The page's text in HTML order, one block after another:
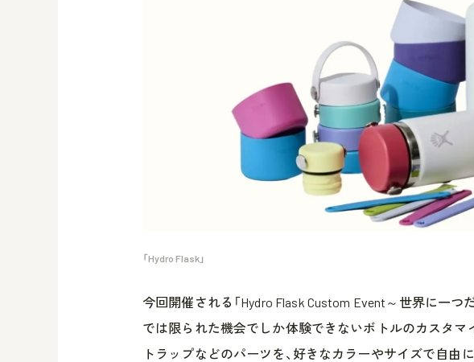
「Hydro Flask」
今回開催される「Hydro Flask Custom Event～世界に一つ
では限られた機会でしか体験できないボトルのカスタマ
トラップなどのパーツを、好きなカラーやサイズで自由